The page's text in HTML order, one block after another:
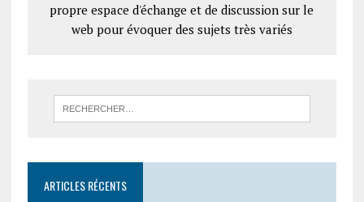
propre espace d'échange et de discussion sur le
web pour évoquer des sujets très variés
ARTICLES RÉCENTS